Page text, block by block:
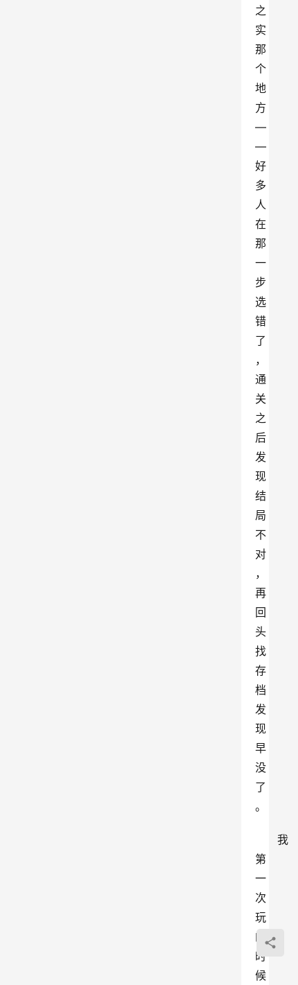
之
实
那
个
地
方
—
—
好
多
人
在
那
一
步
选
错
了
，
通
关
之
后
发
现
结
局
不
对
，
再
回
头
找
存
档
发
现
早
没
了
。
我
第
一
次
玩
的
时
候